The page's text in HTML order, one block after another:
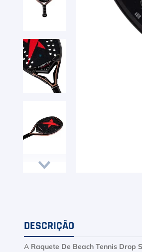
DESCRIÇÃO
A Raquete De Beach Tennis Drop
Camiseta